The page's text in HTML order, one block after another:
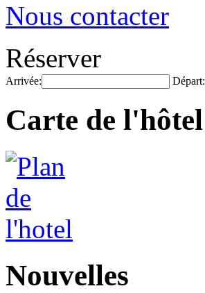
Nous contacter
Réserver
Arrivée: Départ:
Carte de l'hôtel
Nouvelles